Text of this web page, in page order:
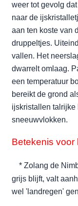
weer tot gevolg
naar de
aan ten koste van
druppeltjes.
vallen. Het
dwarrelt omlaag.
een temperatuur
bereikt de grond
ijskristallen talrijke
sneeuwvlokken.
Betekenis voor
* Zolang de
grijs blijft, valt
wel 'landregen'